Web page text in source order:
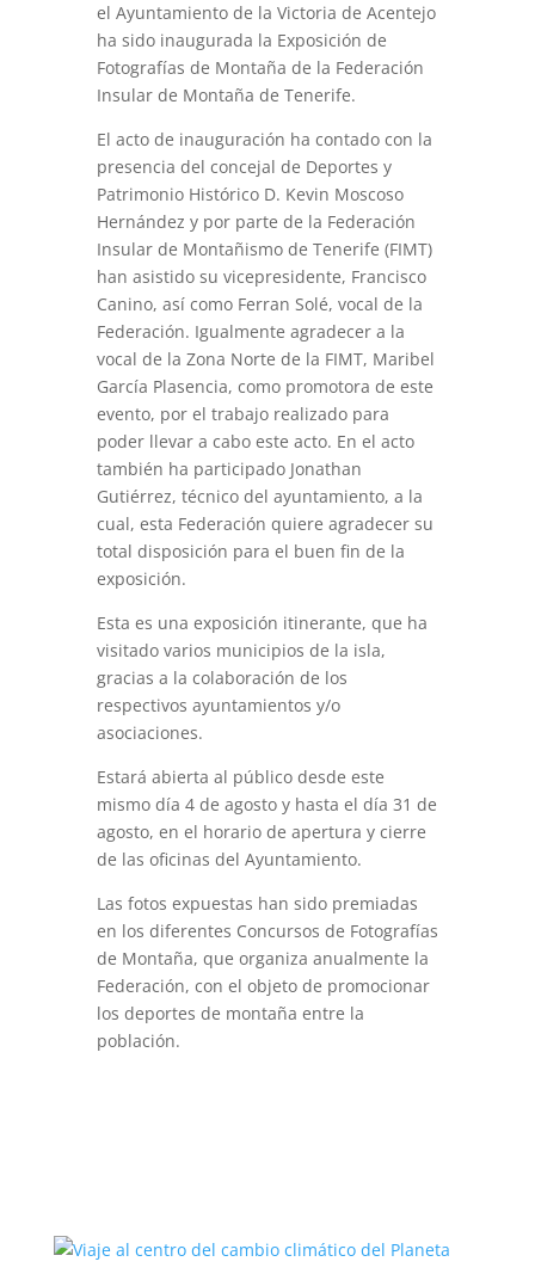
el Ayuntamiento de la Victoria de Acentejo
ha sido inaugurada la Exposición de
Fotografías de Montaña de la Federación
Insular de Montaña de Tenerife.
El acto de inauguración ha contado con la
presencia del concejal de Deportes y
Patrimonio Histórico D. Kevin Moscoso
Hernández y por parte de la Federación
Insular de Montañismo de Tenerife (FIMT)
han asistido su vicepresidente, Francisco
Canino, así como Ferran Solé, vocal de la
Federación. Igualmente agradecer a la
vocal de la Zona Norte de la FIMT, Maribel
García Plasencia, como promotora de este
evento, por el trabajo realizado para
poder llevar a cabo este acto. En el acto
también ha participado Jonathan
Gutiérrez, técnico del ayuntamiento, a la
cual, esta Federación quiere agradecer su
total disposición para el buen fin de la
exposición.
Esta es una exposición itinerante, que ha
visitado varios municipios de la isla,
gracias a la colaboración de los
respectivos ayuntamientos y/o
asociaciones.
Estará abierta al público desde este
mismo día 4 de agosto y hasta el día 31 de
agosto, en el horario de apertura y cierre
de las oficinas del Ayuntamiento.
Las fotos expuestas han sido premiadas
en los diferentes Concursos de Fotografías
de Montaña, que organiza anualmente la
Federación, con el objeto de promocionar
los deportes de montaña entre la
población.